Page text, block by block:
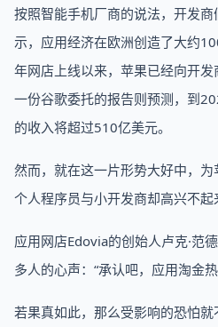
按照智能手机厂商的说法，开发
示，应用经济在欧洲创造了大约
年网店上线以来，苹果已经向开发
一份谷歌委托的报告则预测，到
的收入将超过510亿美元。
然而，就在这一片形势大好中，
个人程序员与小开发商却高兴不起
应用网店Edovia的创始人卢克·范
多人的心声：“承认吧，应用淘金
若果真如此，那么受影响的恐怕